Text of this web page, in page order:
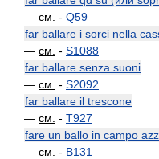
— см. - Q59
far ballare i sorci nella
— см. - S1088
far ballare senza suoni
— см. - S2092
far ballare il trescone
— см. - T927
fare un ballo in campo
— см. - B131